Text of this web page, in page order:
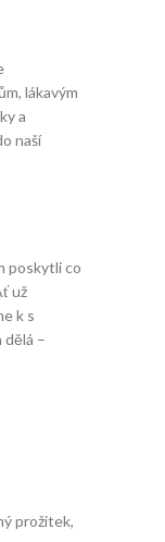
lákavým
a
naší
poskytli co
už
k s
dělá –
prožitek,